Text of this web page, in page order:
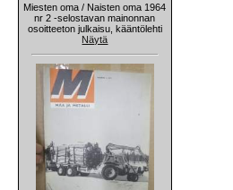
Miesten oma / Naisten oma 1964
nr 2 -selostavan mainonnan
osoitteeton julkaisu, kääntölehti
Näytä